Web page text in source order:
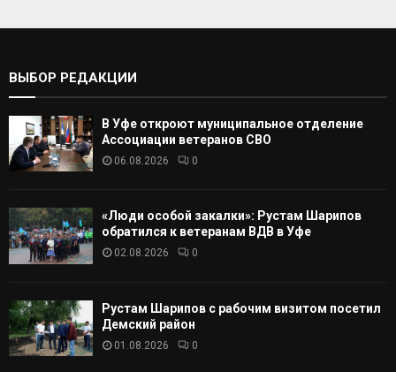
С
А
ВЫБОР РЕДАКЦИИ
В Уфе откроют муниципальное отделение
Ассоциации ветеранов СВО
06.08.2026 0
«Люди особой закалки»: Рустам Шарипов
обратился к ветеранам ВДВ в Уфе
02.08.2026 0
Рустам Шарипов с рабочим визитом посетил
Демский район
01.08.2026 0